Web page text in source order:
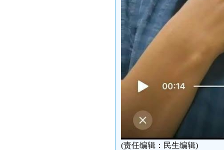
(责任编辑：民生编辑)